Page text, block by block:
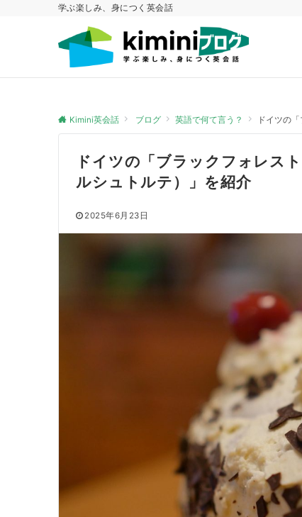
学ぶ楽しみ、身につく英会話
Kimini英会話 ブログ 英語で何て言う？ ドイツの
ドイツの「ブラックフォレス
ルシュトルテ）」を紹介
2025年6月23日